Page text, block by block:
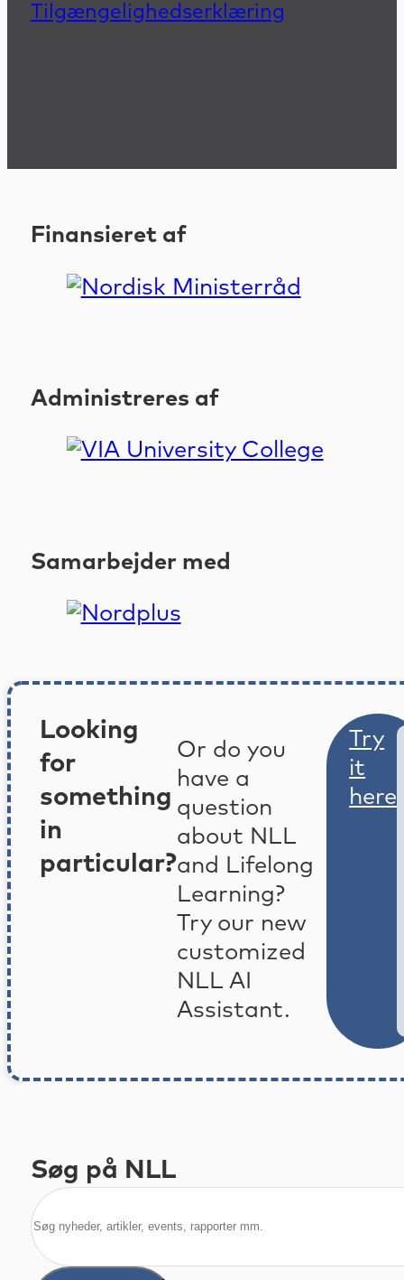
Tilgængelighedserklæring
Finansieret af
Administreres af
Samarbejder med
Looking
for
something
in
particular?
Or do you
have a
question
about NLL
and Lifelong
Learning?
Try our new
customized
NLL AI
Assistant.
Try
it
here
Søg på NLL
Søg